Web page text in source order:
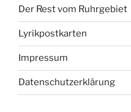
Der Rest vom Ruhrgebiet
Lyrikpostkarten
Impressum
Datenschutzerklärung